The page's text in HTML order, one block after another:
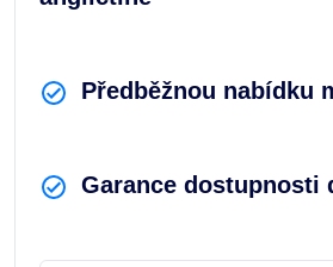
Předběžnou nabídku
Garance dostupnosti